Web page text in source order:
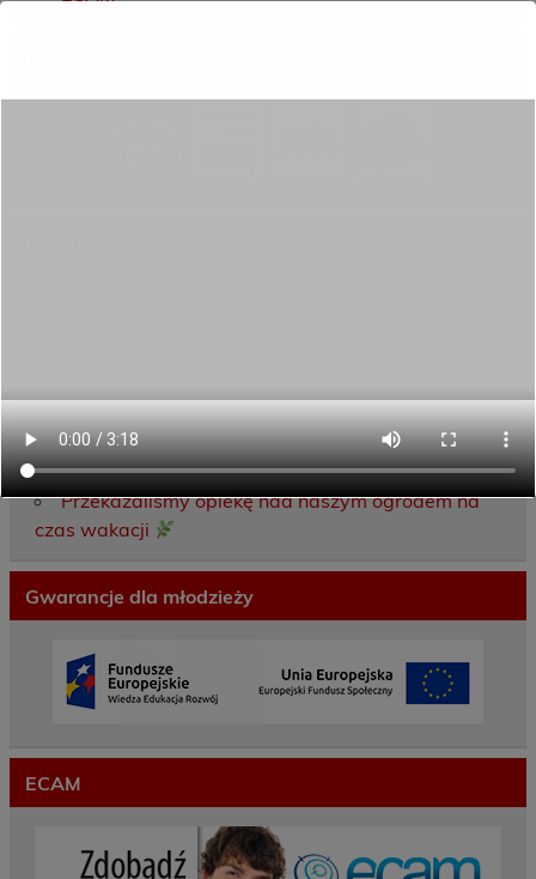
REKRUTACJA NA ROK SZKOLNY 2026/2027
TRWA!
Weekend pełen inspiracji i nowych doświadczeń!
Przekazaliśmy opiekę nad naszym ogrodem na
czas wakacji
Gwarancje dla młodzieży
ECAM